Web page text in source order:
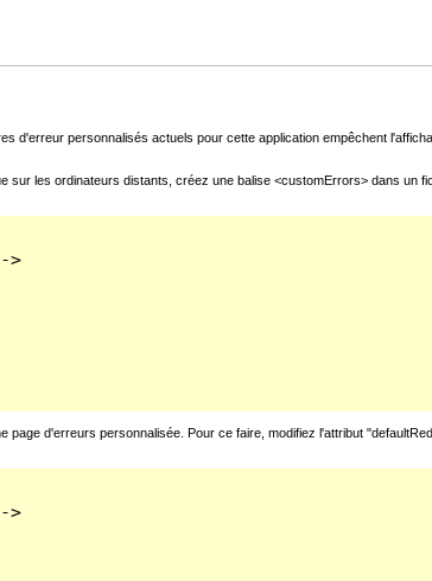
d'erreur personnalisés actuels pour cette application empêchent
les ordinateurs distants, créez une balise <customErrors> dans un
>
d'erreurs personnalisée. Pour ce faire, modifiez l'attribut
>